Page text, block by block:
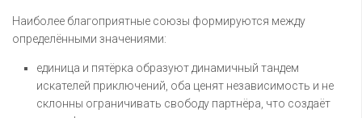
Наиболее благоприятные союзы формируются между
определёнными значениями:
единица и пятёрка образуют динамичный тандем
искателей приключений, оба ценят независимость и не
склонны ограничивать свободу партнёра, что создаёт